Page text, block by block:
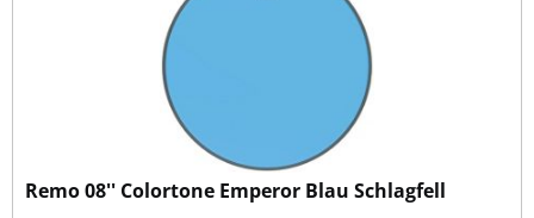
Remo 08'' Colortone Emperor Blau Schlagfell